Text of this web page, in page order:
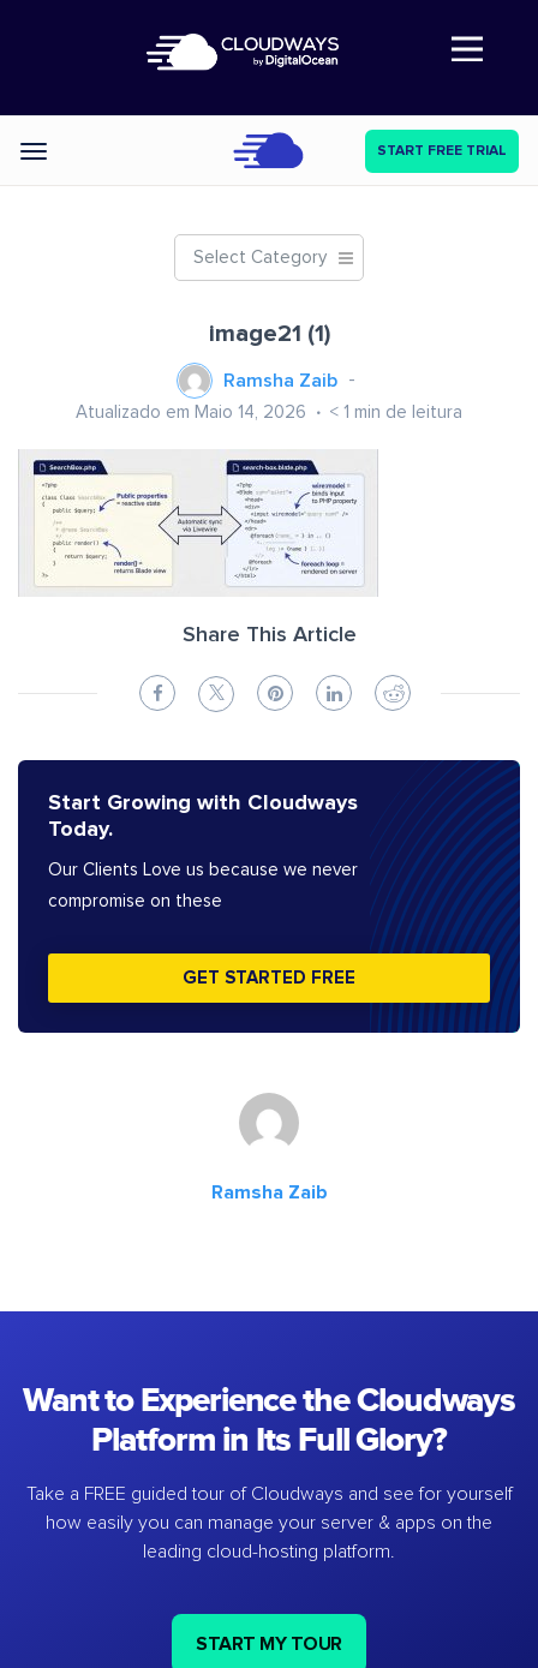
Abre a navegação
Categories START FREE TRIAL
Select Category
image21 (1)
Ramsha Zaib
Atualizado em Maio 14, 2026 < 1 min de leitura
Share This Article
Start Growing with Cloudways
Today.
Our Clients Love us because we never
compromise on these
GET STARTED FREE
Ramsha Zaib
Want to Experience the Cloudways
Platform in Its Full Glory?
Take a FREE guided tour of Cloudways and see for yourself
how easily you can manage your server & apps on the
leading cloud-hosting platform.
START MY TOUR